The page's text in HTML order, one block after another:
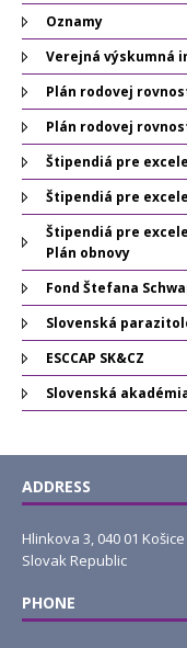
Oznamy
Verejná výskumná
Plán rodovej
Plán rodovej
Štipendiá pre
Štipendiá pre
Štipendiá pre
Plán obnovy
Fond Štefana
Slovenská
ESCCAP SK&CZ
Slovenská
ADDRESS
Hlinkova 3, 040 01 Košice
Slovak Republic
PHONE